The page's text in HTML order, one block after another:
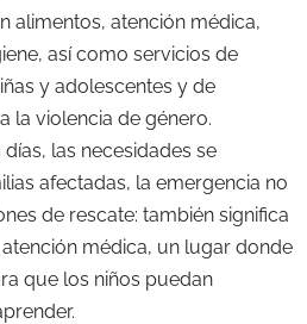
alimentos, atención médica,
así como servicios de
y adolescentes y de
la violencia de género.
las necesidades se
afectadas, la emergencia no
de rescate: también significa
médica, un lugar donde
que los niños puedan